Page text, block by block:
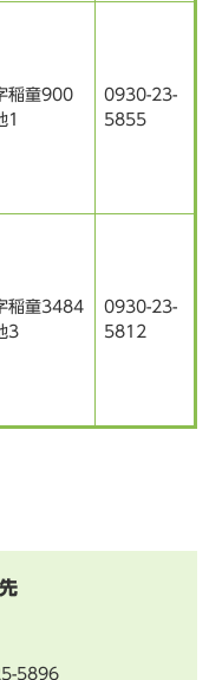
稲童900
1
0930-23-
5855
稲童3484
3
0930-23-
5812
5896